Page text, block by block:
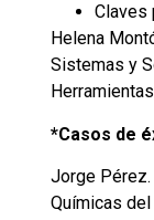
Claves
Helena
Sistemas y
*Casos de
Jorge
Químicas del